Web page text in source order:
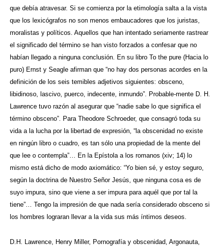
que debía atravesar. Si se comienza por la etimología salta a la vista
que los lexicógrafos no son menos embaucadores que los juristas,
moralistas y políticos. Aquellos que han intentado seriamente rastrear
el significado del término se han visto forzados a confesar que no
habían llegado a ninguna conclusión. En su libro To the pure (Hacia lo
puro) Ernst y Seagle afirman que “no hay dos personas acordes en la
definición de los seis temibles adjetivos siguientes: obsceno,
libidinoso, lascivo, puerco, indecente, inmundo”. Probable-mente D. H.
Lawrence tuvo razón al asegurar que “nadie sabe lo que significa el
término obsceno”. Para Theodore Schroeder, que consagró toda su
vida a la lucha por la libertad de expresión, “la obscenidad no existe
en ningún libro o cuadro, es tan sólo una propiedad de la mente del
que lee o contempla”… En la Epístola a los romanos (xiv; 14) lo
mismo está dicho de modo axiomático: “Yo bien sé, y estoy seguro,
según la doctrina de Nuestro Señor Jesús, que ninguna cosa es de
suyo impura, sino que viene a ser impura para aquél que por tal la
tiene”… Tengo la impresión de que nada sería considerado obsceno si
los hombres lograran llevar a la vida sus más íntimos deseos.
D.H. Lawrence, Henry Miller, Pornografía y obscenidad, Argonauta,